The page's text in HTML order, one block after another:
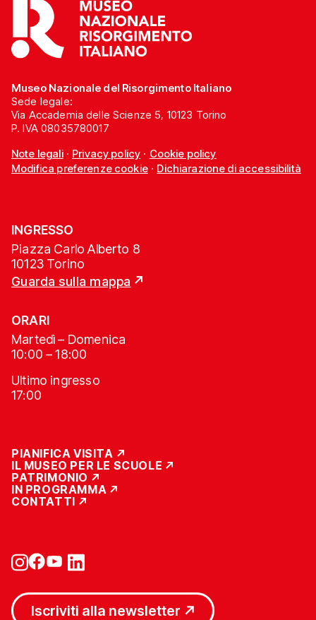
Museo Nazionale del Risorgimento Italiano
Sede legale:
Via Accademia delle Scienze 5, 10123 Torino
P. IVA 08035780017
Note legali· Privacy policy · Cookie policy
Modifica preferenze cookie· Dichiarazione di accessibilità
INGRESSO
Piazza Carlo Alberto 8
10123 Torino
Guarda sulla mappa
ORARI
Martedì – Domenica
10:00 – 18:00
Ultimo ingresso
17:00
PIANIFICA VISITA
IL MUSEO PER LE SCUOLE
PATRIMONIO
IN PROGRAMMA
CONTATTI
Iscriviti alla newsletter